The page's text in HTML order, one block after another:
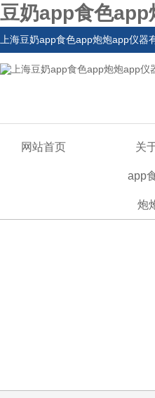
豆奶app食色app
上海豆奶app食色app炮炮app仪器有
网站首页 关
app
炮